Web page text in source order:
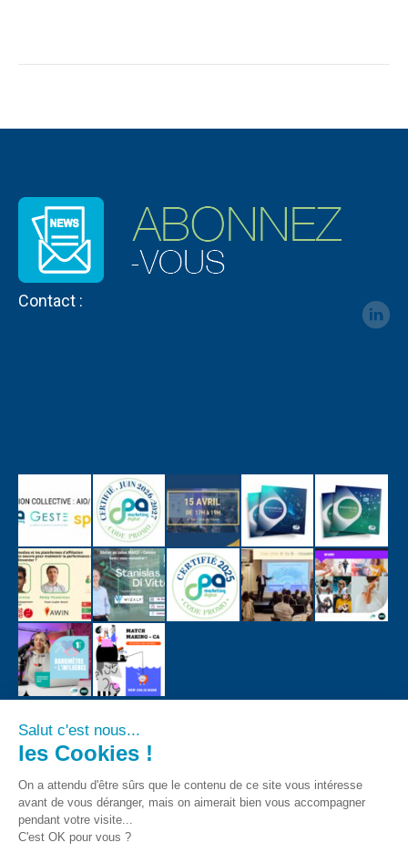
Contact :
Salut c'est nous...
les Cookies !
On a attendu d'être sûrs que le contenu de ce site vous intéresse
avant de vous déranger, mais on aimerait bien vous accompagner
pendant votre visite...
C'est OK pour vous ?